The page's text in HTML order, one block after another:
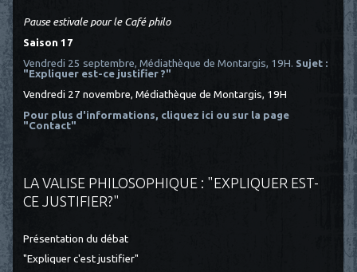
Pause estivale pour le Café philo
Saison 17
Vendredi 25 septembre, Médiathèque de Montargis, 19H. Sujet :
"Expliquer est-ce justifier ?"
Vendredi 27 novembre, Médiathèque de Montargis, 19H
Pour plus d'informations, cliquez ici ou sur la page
"Contact"
LA VALISE PHILOSOPHIQUE : "EXPLIQUER EST-
CE JUSTIFIER?"
Présentation du débat
"Expliquer c'est justifier"